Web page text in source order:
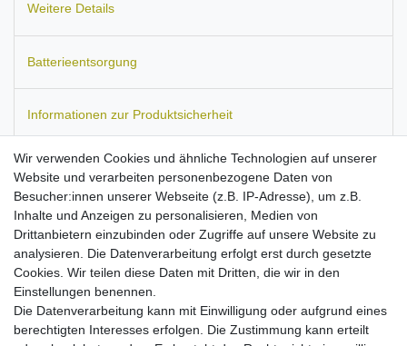
Weitere Details
Batterieentsorgung
Informationen zur Produktsicherheit
Passend für:Philips 350, 355, 530, 535, 755, 775, V100.Ersetzt
den Akku-Typ:A20KAY/OZP.Maße:ca. 58 x 36 x 5 mm.
Kapazität: 800 mAh.
Stärkster erwerbbarer Akku dieser Modelle
Ausgestattet mit Qualitätszellen
geprüfte PolarCell-Qualitätsakkus
Kein Billigakku, sondern streng kontrollierte Markenware
nach allen EU-Normen
Wir verwenden Cookies und ähnliche Technologien auf unserer
Website und verarbeiten personenbezogene Daten von
Besucher:innen unserer Webseite (z.B. IP-Adresse), um z.B.
Inhalte und Anzeigen zu personalisieren, Medien von
Drittanbietern einzubinden oder Zugriffe auf unsere Website zu
analysieren. Die Datenverarbeitung erfolgt erst durch gesetzte
Cookies. Wir teilen diese Daten mit Dritten, die wir in den
Einstellungen benennen.
Die Datenverarbeitung kann mit Einwilligung oder aufgrund eines
berechtigten Interesses erfolgen. Die Zustimmung kann erteilt